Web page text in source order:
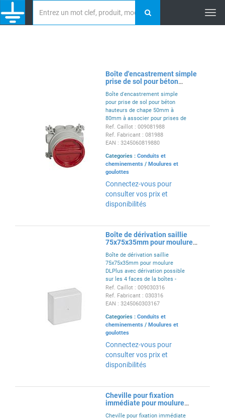
Boîte d'encastrement simple
prise de sol pour béton
80mm
Boîte d'encastrement simple
pour prise de sol pour béton
hauteurs de chape 50mm à
80mm à associer pour prises de
sol multiples
Ref. Caillot : 009081988
Ref. Fabricant : 081988
EAN : 3245060819880
Categories : Conduits et
cheminements / Moulures et
goulottes
Connectez-vous pour
consulter vos prix et
disponibilités
Boîte de dérivation saillie
75x75x35mm pour moulure
Boîte de dérivation saillie
75x75x35mm pour moulure
DLPlus avec dérivation possible
sur les 4 faces de la boîtes -
grille de fixation à l’intérieur de
la boîte - cadre prédécoupé en
hauteur et en largeur - blanc
Ref. Caillot : 009030316
Ref. Fabricant : 030316
EAN : 3245060303167
Categories : Conduits et
cheminements / Moulures et
goulottes
Connectez-vous pour
consulter vos prix et
disponibilités
Cheville pour fixation
immédiate pour moulure
Cheville pour fixation immédiate